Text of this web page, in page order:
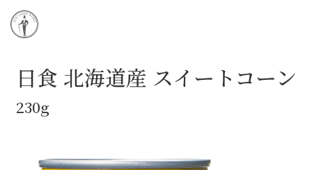
日食 北海道産 スイートコーン
230g